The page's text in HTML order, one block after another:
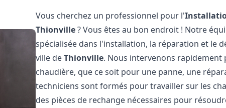
Vous cherchez un professionnel pour l'
Thionville? Vous êtes au bon endroit ! Notre
spécialisée dans l'installation, la réparation et le
ville deThionville. Nous intervenons
chaudière, que ce soit pour une panne, une
techniciens sont formés pour travailler sur les
des pièces de rechange nécessaires pour